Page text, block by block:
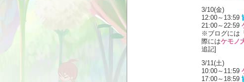
3/10(金)
12:00～13:59
21:00～22:59
※ブログには
際にはケモノ
追記]
3/11(土)
10:00～11:59
17:00～18:59